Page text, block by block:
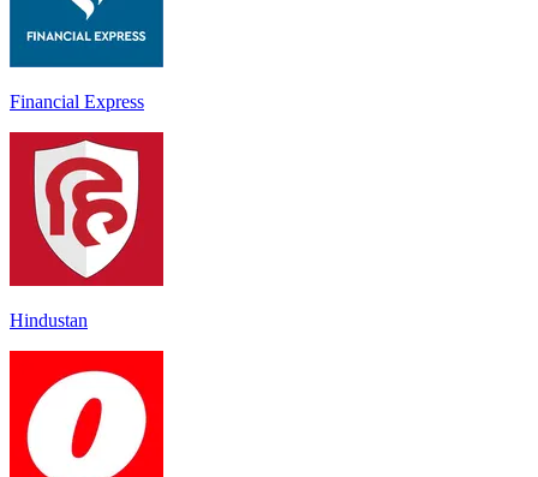
Financial Express
Hindustan